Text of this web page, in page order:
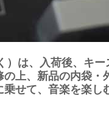
）は、入荷後、キ
上、新品の内袋・
せて、音楽を楽し